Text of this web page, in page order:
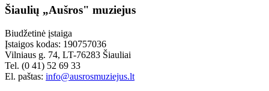
Šiaulių „Aušros" muziejus
Biudžetinė įstaiga
Įstaigos kodas: 190757036
Vilniaus g. 74, LT-76283 Šiauliai
Tel. (0 41) 52 69 33
El. paštas: info@ausrosmuziejus.lt